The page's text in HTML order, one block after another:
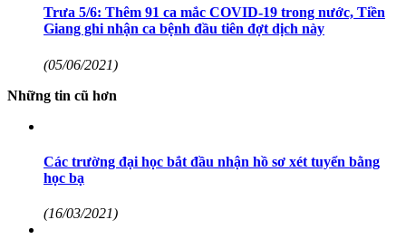
Trưa 5/6: Thêm 91 ca mắc COVID-19 trong nước, Tiền
Giang ghi nhận ca bệnh đầu tiên đợt dịch này
(05/06/2021)
Những tin cũ hơn
Các trường đại học bắt đầu nhận hồ sơ xét tuyển bằng
học bạ
(16/03/2021)